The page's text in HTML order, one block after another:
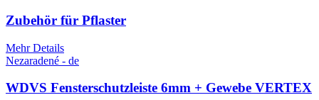
Zubehör für Pflaster
Mehr Details
Nezaradené - de
WDVS Fensterschutzleiste 6mm + Gewebe VERTEX